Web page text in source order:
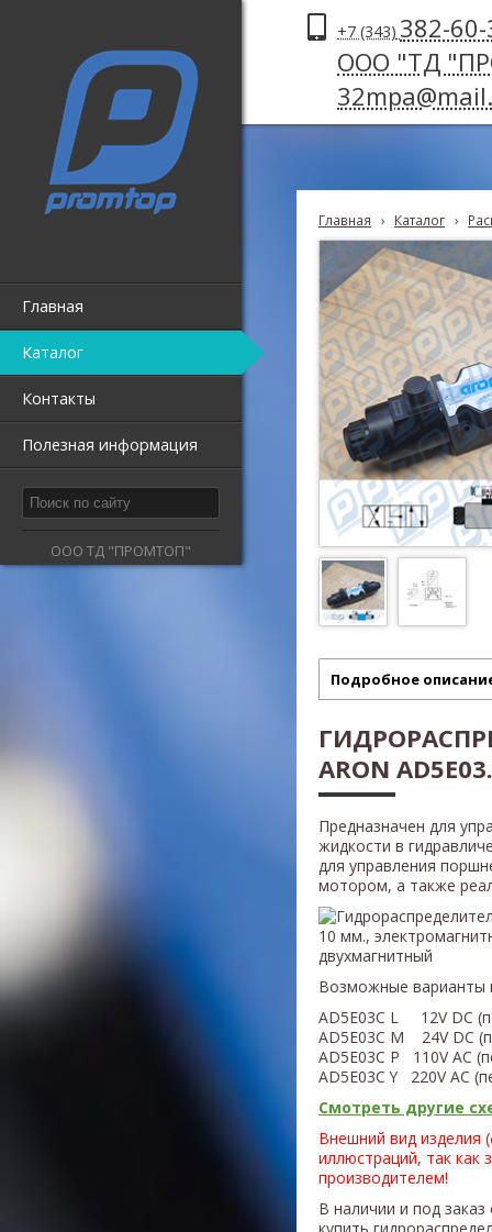
Главная
Каталог
Контакты
Полезная информация
ООО ТД "ПРОМТОП"
+7 (343) 382-
ООО "ТД
Главная › Каталог ›
Подробное
ARON
Предназначен для
жидкости в
для управления
мотором, а также
Возможные варианты
AD5E03C L 12V DC
AD5E03C M 24V DC
AD5E03C P 110V AC
AD5E03C Y 220V AC
Смотреть другие
Внешний вид изделия
иллюстраций, так как
производителем!
В наличии и под